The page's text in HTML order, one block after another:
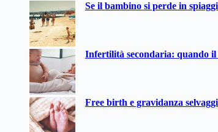
Se il bambino si perde in
Infertilità secondaria: quando
Free birth e gravidanza